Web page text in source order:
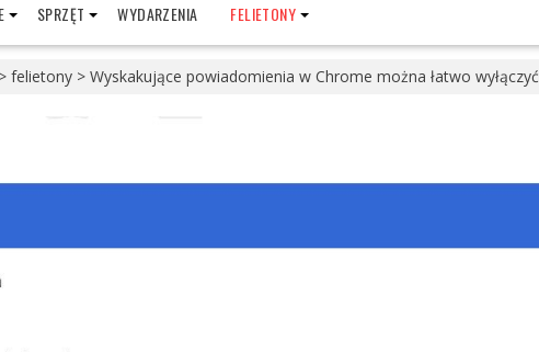
SPRZĘT WYDARZENIA FELIETONY
> felietony > Wyskakujące powiadomienia w Chrome można łatwo wyłączyć